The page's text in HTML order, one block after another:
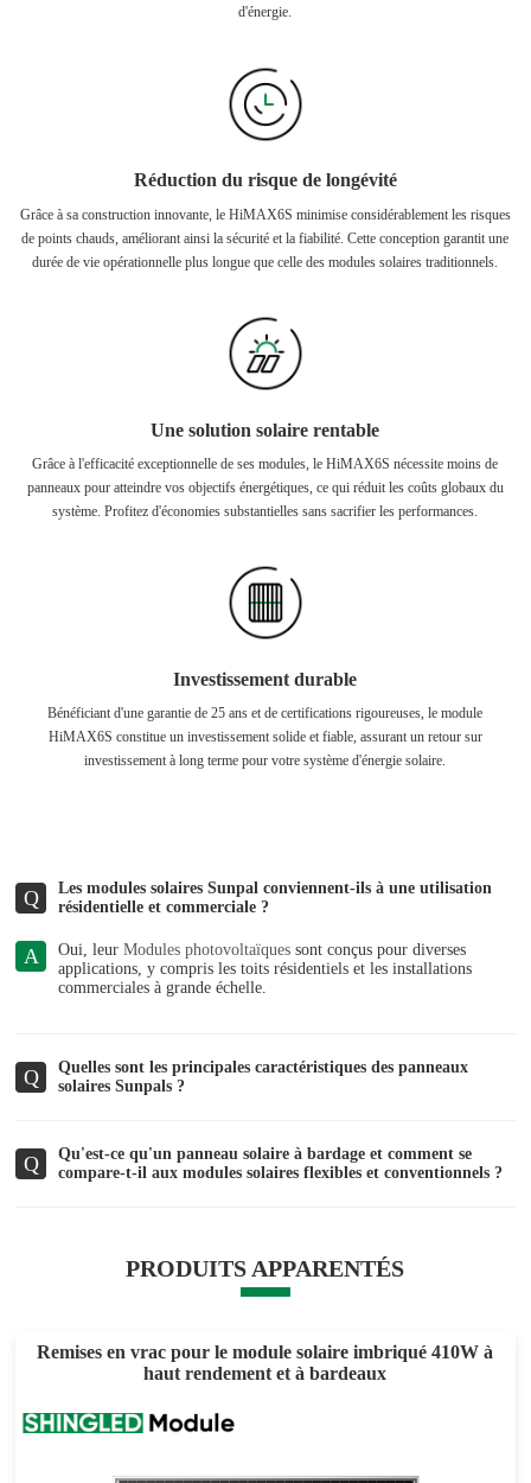
d'énergie.
Réduction du risque de longévité
Grâce à sa construction innovante, le HiMAX6S minimise considérablement les risques
de points chauds, améliorant ainsi la sécurité et la fiabilité. Cette conception garantit une
durée de vie opérationnelle plus longue que celle des modules solaires traditionnels.
Une solution solaire rentable
Grâce à l'efficacité exceptionnelle de ses modules, le HiMAX6S nécessite moins de
panneaux pour atteindre vos objectifs énergétiques, ce qui réduit les coûts globaux du
système. Profitez d'économies substantielles sans sacrifier les performances.
Investissement durable
Bénéficiant d'une garantie de 25 ans et de certifications rigoureuses, le module
HiMAX6S constitue un investissement solide et fiable, assurant un retour sur
investissement à long terme pour votre système d'énergie solaire.
Q
Les modules solaires Sunpal conviennent-ils à une utilisation
résidentielle et commerciale ?
A Oui, leurModules photovoltaïques sont conçus pour diverses
applications, y compris les toits résidentiels et les installations
commerciales à grande échelle.
Q
Quelles sont les principales caractéristiques des panneaux
solaires Sunpals ?
Q
Qu'est-ce qu'un panneau solaire à bardage et comment se
compare-t-il aux modules solaires flexibles et conventionnels ?
PRODUITS APPARENTÉS
Remises en vrac pour le module solaire imbriqué 410W à
haut rendement et à bardeaux